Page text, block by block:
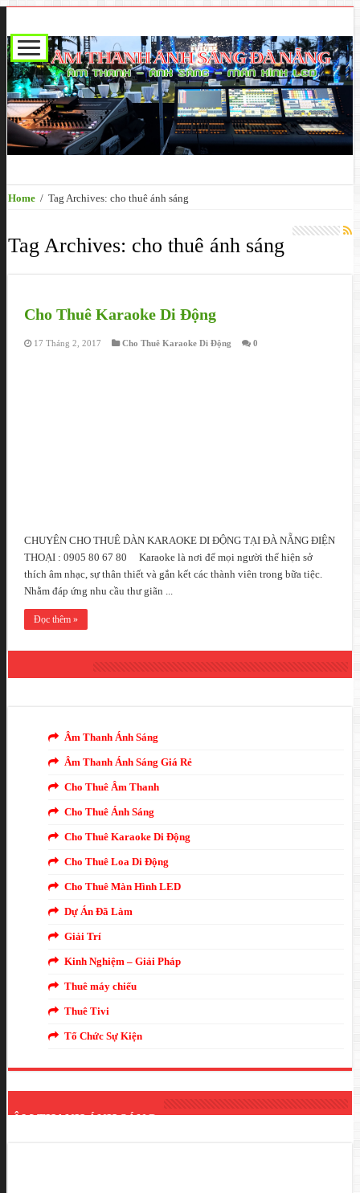
Home / Tag Archives: cho thuê ánh sáng
Tag Archives: cho thuê ánh sáng
Cho Thuê Karaoke Di Động
17 Tháng 2, 2017 Cho Thuê Karaoke Di Động 0
CHUYÊN CHO THUÊ DÀN KARAOKE DI ĐỘNG TẠI ĐÀ NẴNG ĐIỆN
THOẠI : 0905 80 67 80 Karaoke là nơi để mọi người thể hiện sở
thích âm nhạc, sự thân thiết và gắn kết các thành viên trong bữa tiệc.
Nhằm đáp ứng nhu cầu thư giãn ...
Đọc thêm »
DANH MỤC
Âm Thanh Ánh Sáng
Âm Thanh Ánh Sáng Giá Rẻ
Cho Thuê Âm Thanh
Cho Thuê Ánh Sáng
Cho Thuê Karaoke Di Động
Cho Thuê Loa Di Động
Cho Thuê Màn Hình LED
Dự Án Đã Làm
Giải Trí
Kinh Nghiệm – Giải Pháp
Thuê máy chiếu
Thuê Tivi
Tổ Chức Sự Kiện
ÂM THANH ÁNH SÁNG